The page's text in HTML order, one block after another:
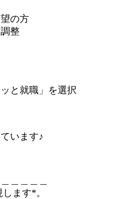
の方
整
と就職」を選択
います♪
ます*。